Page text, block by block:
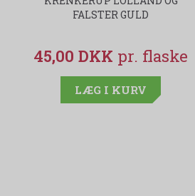
FALSTER GULD
45,00 DKK
LÆG I KURV